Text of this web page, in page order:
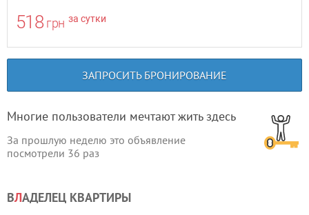
518 грн за сутки
ЗАПРОСИТЬ БРОНИРОВАНИЕ
Многие пользователи мечтают жить здесь
За прошлую неделю это объявление
посмотрели 36 раз
ВЛАДЕЛЕЦ КВАРТИРЫ